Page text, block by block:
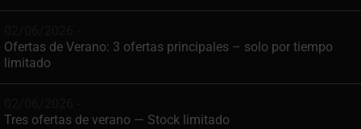
Ofertas de Verano: 3 ofertas principales – solo por tiempo
limitado
Tres ofertas de verano — Stock limitado